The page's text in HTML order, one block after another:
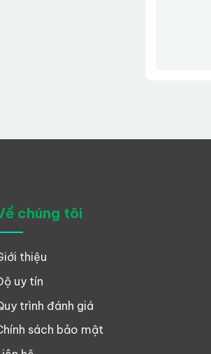
chúng tôi
thiệu
uy tín
trình đánh giá
sách bảo mật